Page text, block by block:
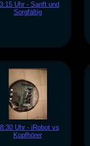
Uhr - Sanft und
Sorgfältig
Uhr - iRobot vs
Kopfhörer